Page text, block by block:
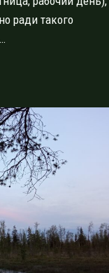
ради такого